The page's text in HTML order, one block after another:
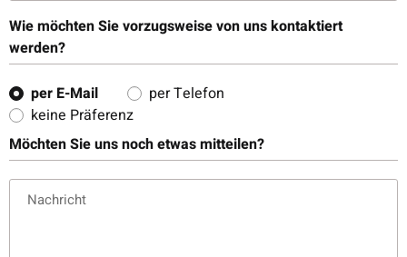
Wie möchten Sie vorzugsweise von uns kontaktiert
werden?
per E-Mail
per Telefon
keine Präferenz
Möchten Sie uns noch etwas mitteilen?
Nachricht